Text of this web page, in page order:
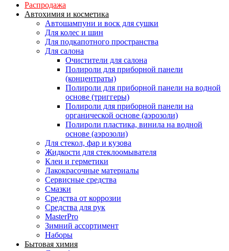
Распродажа
Автохимия и косметика
Автошампуни и воск для сушки
Для колес и шин
Для подкапотного пространства
Для салона
Очистители для салона
Полироли для приборной панели
(концентраты)
Полироли для приборной панели на водной
основе (триггеры)
Полироли для приборной панели на
органической основе (аэрозоли)
Полироли пластика, винила на водной
основе (аэрозоли)
Для стекол, фар и кузова
Жидкости для стеклоомывателя
Клеи и герметики
Лакокрасочные материалы
Сервисные средства
Смазки
Средства от коррозии
Средства для рук
MasterPro
Зимний ассортимент
Наборы
Бытовая химия